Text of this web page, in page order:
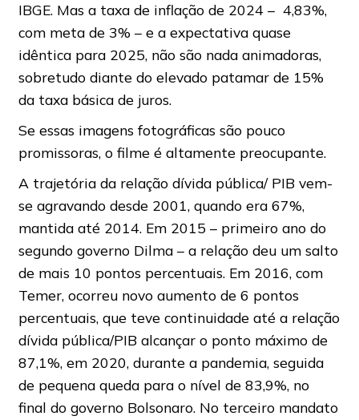
IBGE. Mas a taxa de inflação de 2024 – 4,83%,
com meta de 3% – e a expectativa quase
idêntica para 2025, não são nada animadoras,
sobretudo diante do elevado patamar de 15%
da taxa básica de juros.
Se essas imagens fotográficas são pouco
promissoras, o filme é altamente preocupante.
A trajetória da relação dívida pública/ PIB vem-
se agravando desde 2001, quando era 67%,
mantida até 2014. Em 2015 – primeiro ano do
segundo governo Dilma – a relação deu um salto
de mais 10 pontos percentuais. Em 2016, com
Temer, ocorreu novo aumento de 6 pontos
percentuais, que teve continuidade até a relação
dívida pública/PIB alcançar o ponto máximo de
87,1%, em 2020, durante a pandemia, seguida
de pequena queda para o nível de 83,9%, no
final do governo Bolsonaro. No terceiro mandato